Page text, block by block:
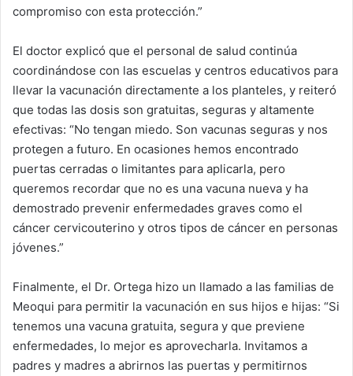
compromiso con esta protección.”
El doctor explicó que el personal de salud continúa
coordinándose con las escuelas y centros educativos para
llevar la vacunación directamente a los planteles, y reiteró
que todas las dosis son gratuitas, seguras y altamente
efectivas: “No tengan miedo. Son vacunas seguras y nos
protegen a futuro. En ocasiones hemos encontrado
puertas cerradas o limitantes para aplicarla, pero
queremos recordar que no es una vacuna nueva y ha
demostrado prevenir enfermedades graves como el
cáncer cervicouterino y otros tipos de cáncer en personas
jóvenes.”
Finalmente, el Dr. Ortega hizo un llamado a las familias de
Meoqui para permitir la vacunación en sus hijos e hijas: “Si
tenemos una vacuna gratuita, segura y que previene
enfermedades, lo mejor es aprovecharla. Invitamos a
padres y madres a abrirnos las puertas y permitirnos